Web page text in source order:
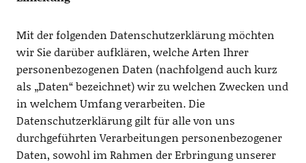
Mit der folgenden Datenschutzerklärung möchten
wir Sie darüber aufklären, welche Arten Ihrer
personenbezogenen Daten (nachfolgend auch kurz
als „Daten“ bezeichnet) wir zu welchen Zwecken und
in welchem Umfang verarbeiten. Die
Datenschutzerklärung gilt für alle von uns
durchgeführten Verarbeitungen personenbezogener
Daten, sowohl im Rahmen der Erbringung unserer